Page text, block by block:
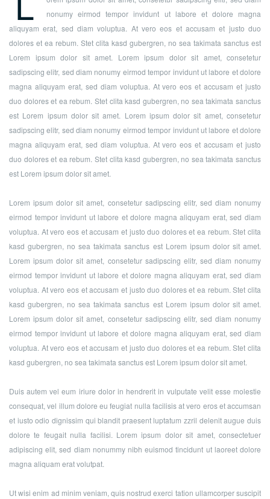
nonumy eirmod tempor invidunt ut labore et dolore magna
aliquyam erat, sed diam voluptua. At vero eos et accusam et justo duo
dolores et ea rebum. Stet clita kasd gubergren, no sea takimata sanctus est
Lorem ipsum dolor sit amet. Lorem ipsum dolor sit amet, consetetur
sadipscing elitr, sed diam nonumy eirmod tempor invidunt ut labore et dolore
magna aliquyam erat, sed diam voluptua. At vero eos et accusam et justo
duo dolores et ea rebum. Stet clita kasd gubergren, no sea takimata sanctus
est Lorem ipsum dolor sit amet. Lorem ipsum dolor sit amet, consetetur
sadipscing elitr, sed diam nonumy eirmod tempor invidunt ut labore et dolore
magna aliquyam erat, sed diam voluptua. At vero eos et accusam et justo
duo dolores et ea rebum. Stet clita kasd gubergren, no sea takimata sanctus
est Lorem ipsum dolor sit amet.
Lorem ipsum dolor sit amet, consetetur sadipscing elitr, sed diam nonumy
eirmod tempor invidunt ut labore et dolore magna aliquyam erat, sed diam
voluptua. At vero eos et accusam et justo duo dolores et ea rebum. Stet clita
kasd gubergren, no sea takimata sanctus est Lorem ipsum dolor sit amet.
Lorem ipsum dolor sit amet, consetetur sadipscing elitr, sed diam nonumy
eirmod tempor invidunt ut labore et dolore magna aliquyam erat, sed diam
voluptua. At vero eos et accusam et justo duo dolores et ea rebum. Stet clita
kasd gubergren, no sea takimata sanctus est Lorem ipsum dolor sit amet.
Lorem ipsum dolor sit amet, consetetur sadipscing elitr, sed diam nonumy
eirmod tempor invidunt ut labore et dolore magna aliquyam erat, sed diam
voluptua. At vero eos et accusam et justo duo dolores et ea rebum. Stet clita
kasd gubergren, no sea takimata sanctus est Lorem ipsum dolor sit amet.
Duis autem vel eum iriure dolor in hendrerit in vulputate velit esse molestie
consequat, vel illum dolore eu feugiat nulla facilisis at vero eros et accumsan
et iusto odio dignissim qui blandit praesent luptatum zzril delenit augue duis
dolore te feugait nulla facilisi. Lorem ipsum dolor sit amet, consectetuer
adipiscing elit, sed diam nonummy nibh euismod tincidunt ut laoreet dolore
magna aliquam erat volutpat.
Ut wisi enim ad minim veniam, quis nostrud exerci tation ullamcorper suscipit